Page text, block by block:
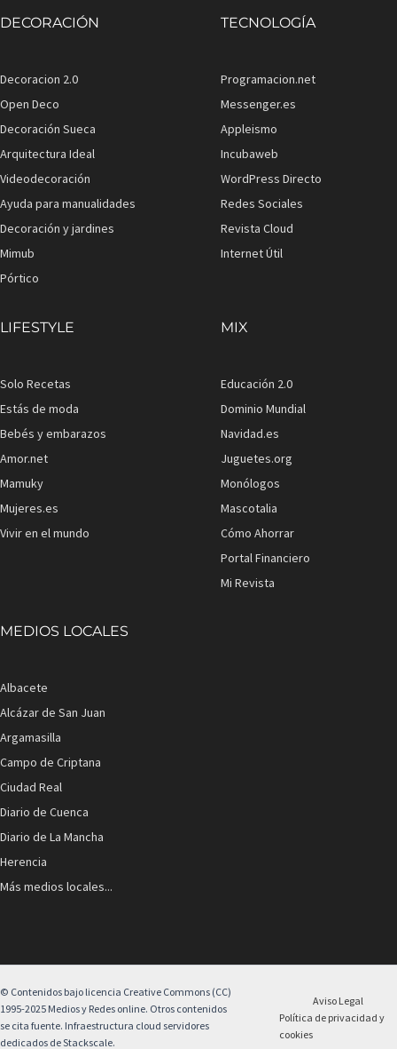
DECORACIÓN
Decoracion 2.0
Open Deco
Decoración Sueca
Arquitectura Ideal
Videodecoración
Ayuda para manualidades
Decoración y jardines
Mimub
Pórtico
TECNOLOGÍA
Programacion.net
Messenger.es
Appleismo
Incubaweb
WordPress Directo
Redes Sociales
Revista Cloud
Internet Útil
LIFESTYLE
Solo Recetas
Estás de moda
Bebés y embarazos
Amor.net
Mamuky
Mujeres.es
Vivir en el mundo
MIX
Educación 2.0
Dominio Mundial
Navidad.es
Juguetes.org
Monólogos
Mascotalia
Cómo Ahorrar
Portal Financiero
Mi Revista
MEDIOS LOCALES
Albacete
Alcázar de San Juan
Argamasilla
Campo de Criptana
Ciudad Real
Diario de Cuenca
Diario de La Mancha
Herencia
Más medios locales...
© Contenidos bajo licencia Creative Commons (CC)
1995-2025 Medios y Redes online. Otros contenidos
se cita fuente. Infraestructura cloud servidores
dedicados de Stackscale.
Aviso Legal
Política de privacidad y
cookies